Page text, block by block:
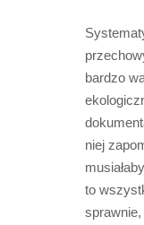
bardzo
niej
to